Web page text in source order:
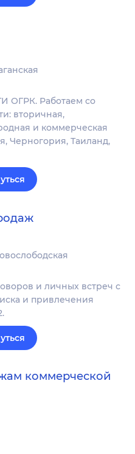
Работаем со
вторичная,
и коммерческая
Черногория, Таиланд,
и личных встреч с
и привлечения
коммерческой